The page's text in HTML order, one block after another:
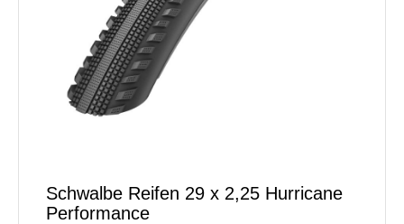
Schwalbe Reifen 29 x 2,25 Hurricane
Performance